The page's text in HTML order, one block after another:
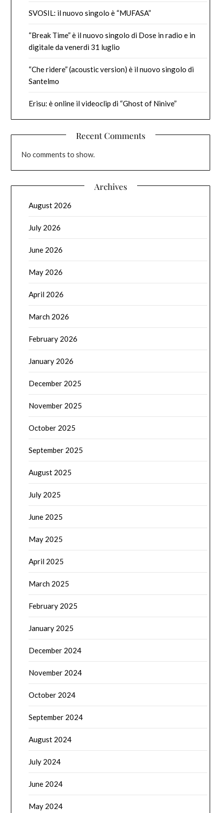
SVOSIL: il nuovo singolo è “MUFASA”
“Break Time” è il nuovo singolo di Dose in radio e in
digitale da venerdì 31 luglio
“Che ridere” (acoustic version) è il nuovo singolo di
Santelmo
Erisu: è online il videoclip di “Ghost of Ninive”
Recent Comments
No comments to show.
Archives
August 2026
July 2026
June 2026
May 2026
April 2026
March 2026
February 2026
January 2026
December 2025
November 2025
October 2025
September 2025
August 2025
July 2025
June 2025
May 2025
April 2025
March 2025
February 2025
January 2025
December 2024
November 2024
October 2024
September 2024
August 2024
July 2024
June 2024
May 2024